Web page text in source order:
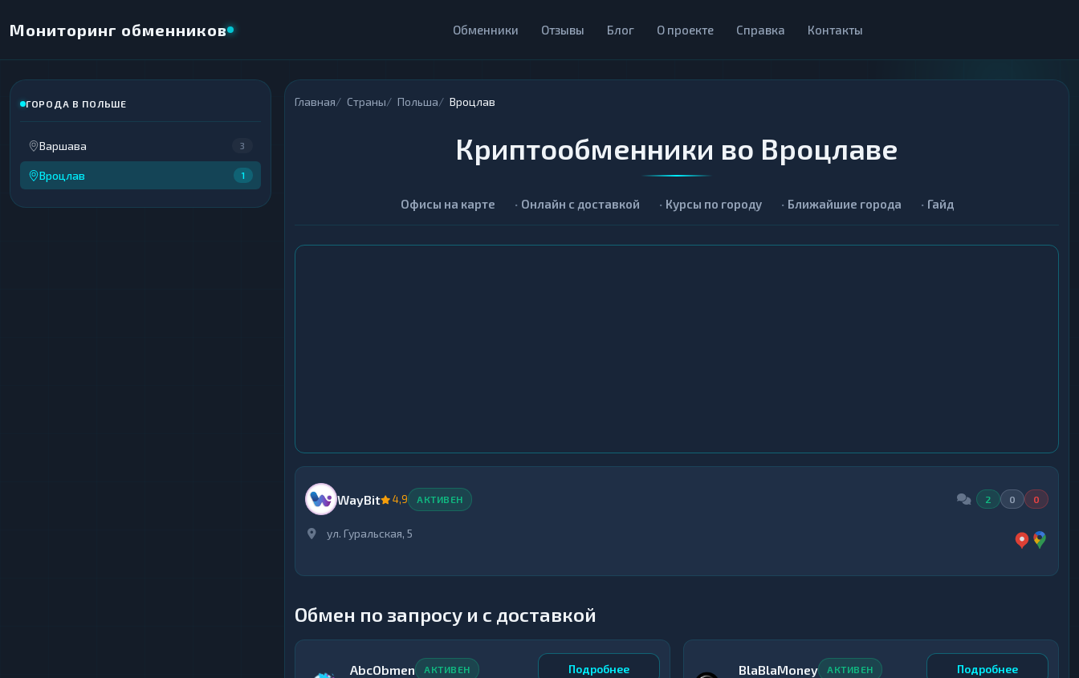
Мониторинг обменников Обменники Отзывы Блог О проекте Справка Контакты
Главная Страны Польша Вроцлав
Криптообменники во Вроцлаве
Офисы на карте Онлайн с доставкой Курсы по городу Ближайшие города Гайд
WayBit 4,9 АКТИВЕН 2 0 0
ул. Гуральская, 5
Обмен по запросу и с доставкой
AbcObmen АКТИВЕН Подробнее BlaBlaMoney АКТИВЕН Подробнее
ГОРОДА В ПОЛЬШЕ
Варшава 3
Вроцлав 1